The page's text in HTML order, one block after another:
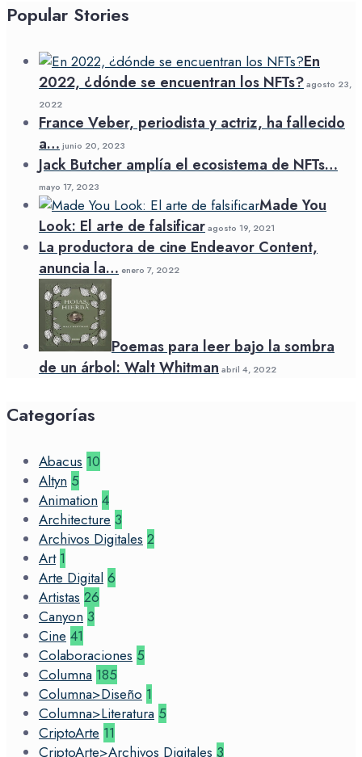
Popular Stories
En
2022, ¿dónde se encuentran los NFTs?agosto 23,
2022
France Veber, periodista y actriz, ha fallecido
a… junio 20, 2023
Jack Butcher amplía el ecosistema de NFTs…
mayo 17, 2023
Made You
Look: El arte de falsificaragosto 19, 2021
La productora de cine Endeavor Content,
anuncia la… enero 7, 2022
Poemas para leer bajo la sombra
de un árbol: Walt Whitman abril 4, 2022
Categorías
Abacus 10
Altyn 5
Animation 4
Architecture 3
Archivos Digitales 2
Art 1
Arte Digital 6
Artistas 26
Canyon 3
Cine 41
Colaboraciones 5
Columna 185
Columna>Diseño 1
Columna>Literatura 5
CriptoArte 11
CriptoArte>Archivos Digitales 3